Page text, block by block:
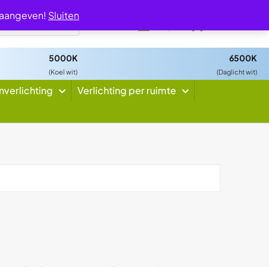
5000K
(Koel wit)
6500K
(Daglicht wit)
Verlichting per ruimte
Sluiten